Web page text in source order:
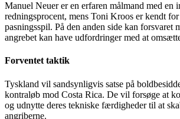
Manuel Neuer er en erfaren målmand med en
redningsprocent, mens Toni Kroos er kendt
pasningsspil. På den anden side kan forsvaret
angrebet kan have udfordringer med at
Forventet taktik
Tyskland vil sandsynligvis satse på
kontraløb mod Costa Rica. De vil forsøge at
og udnytte deres tekniske færdigheder til at
angriberne.